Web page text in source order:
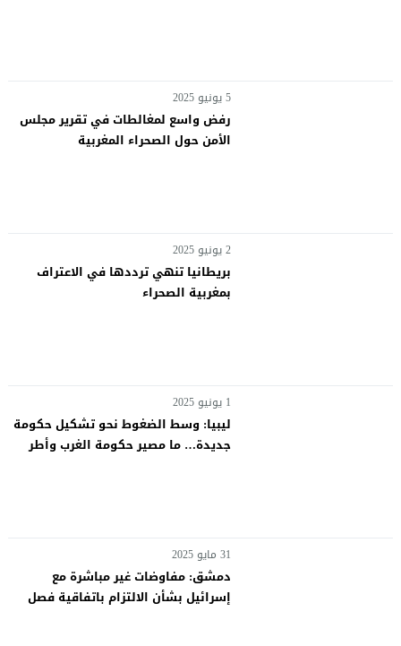
5 يونيو 2025
رفض واسع لمغالطات في تقرير مجلس
الأمن حول الصحراء المغربية
2 يونيو 2025
بريطانيا تنهي ترددها في الاعتراف
بمغربية الصحراء
1 يونيو 2025
ليبيا: وسط الضغوط نحو تشكيل حكومة
جديدة… ما مصير حكومة الغرب وأطر
31 مايو 2025
دمشق: مفاوضات غير مباشرة مع
إسرائيل بشأن الالتزام باتفاقية فصل